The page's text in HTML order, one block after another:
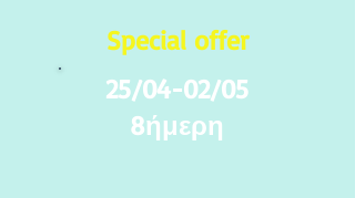
Special offer
25/04-02/05
8ήμερη